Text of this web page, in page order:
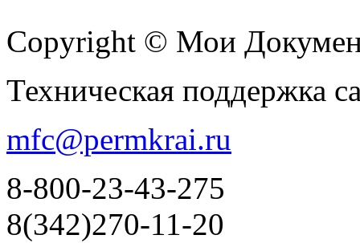
Copyright © Мои
Техническая поддержка
mfc@permkrai.ru
8-800-23-43-275
8(342)270-11-20